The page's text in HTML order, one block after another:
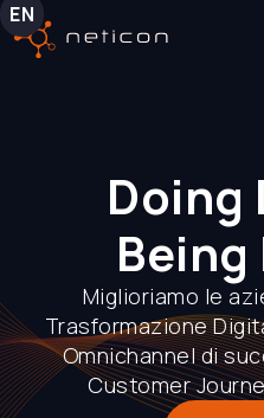
EN
Doing
Miglioriamo le
Trasformazione
Omnichannel di
Customer